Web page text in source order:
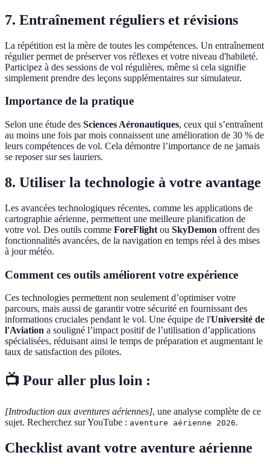
7. Entraînement réguliers et révisions
La répétition est la mère de toutes les compétences. Un entraînement
régulier permet de préserver vos réflexes et votre niveau d'habileté.
Participez à des sessions de vol régulières, même si cela signifie
simplement prendre des leçons supplémentaires sur simulateur.
Importance de la pratique
Selon une étude des Sciences Aéronautiques, ceux qui s’entraînent
au moins une fois par mois connaissent une amélioration de 30 % de
leurs compétences de vol. Cela démontre l’importance de ne jamais
se reposer sur ses lauriers.
8. Utiliser la technologie à votre avantage
Les avancées technologiques récentes, comme les applications de
cartographie aérienne, permettent une meilleure planification de
votre vol. Des outils comme ForeFlight ou SkyDemon offrent des
fonctionnalités avancées, de la navigation en temps réel à des mises
à jour météo.
Comment ces outils améliorent votre expérience
Ces technologies permettent non seulement d’optimiser votre
parcours, mais aussi de garantir votre sécurité en fournissant des
informations cruciales pendant le vol. Une équipe de l'Université de
l'Aviation a souligné l’impact positif de l’utilisation d’applications
spécialisées, réduisant ainsi le temps de préparation et augmentant le
taux de satisfaction des pilotes.
📺 Pour aller plus loin :
[Introduction aux aventures aériennes], une analyse complète de ce
sujet. Recherchez sur YouTube : aventure aérienne 2026.
Checklist avant votre aventure aérienne